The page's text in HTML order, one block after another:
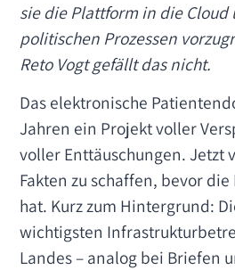
sie die Plattform in die
politischen Prozessen
Reto Vogt gefällt das nicht.
Das elektronische
Jahren ein Projekt voller
voller Enttäuschungen. Jetzt
Fakten zu schaffen, bevor
hat. Kurz zum Hintergrund:
wichtigsten
Landes – analog bei Briefen